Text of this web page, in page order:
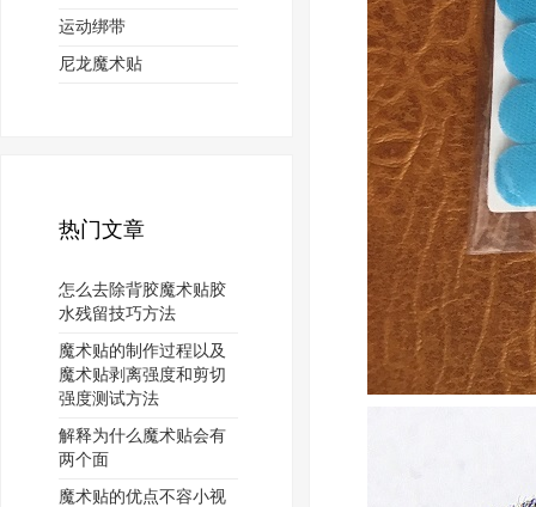
运动绑带
尼龙魔术贴
热门文章
怎么去除背胶魔术贴胶
水残留技巧方法
魔术贴的制作过程以及
魔术贴剥离强度和剪切
强度测试方法
解释为什么魔术贴会有
两个面
魔术贴的优点不容小视